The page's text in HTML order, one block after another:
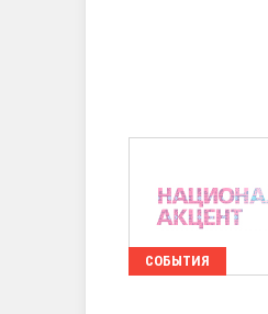
СОБЫТИЯ